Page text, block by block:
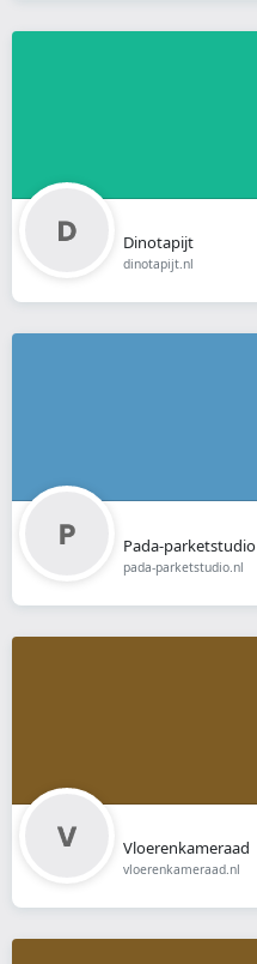
Dinotapijt
dinotapijt.nl
Pada-parketstudio
pada-parketstudio.nl
Vloerenkameraad
vloerenkameraad.nl